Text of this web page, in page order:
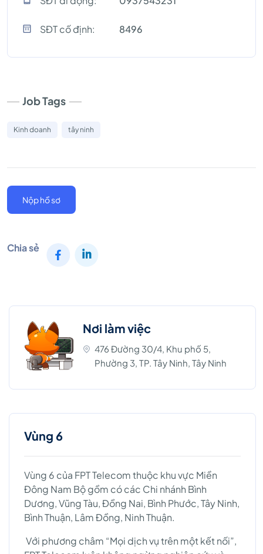
SĐT cố định: 8496
Job Tags
Kinh doanh tây ninh
Nộp hồ sơ
Chia sẻ
Nơi làm việc
476 Đường 30/4, Khu phố 5,
Phường 3, TP. Tây Ninh, Tây Ninh
Vùng 6
Vùng 6 của FPT Telecom thuộc khu vực Miền
Đông Nam Bộ gồm có các Chi nhánh Bình
Dương, Vũng Tàu, Đồng Nai, Bình Phước, Tây Ninh,
Bình Thuận, Lâm Đồng, Ninh Thuận.
Với phương châm “Mọi dịch vụ trên một kết nối”,